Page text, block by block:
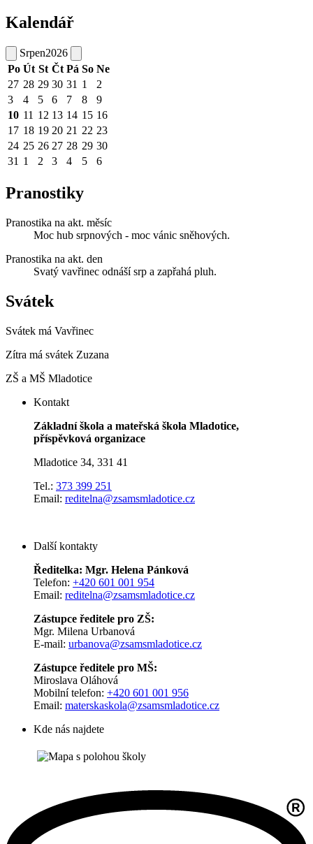
Kalendář
Srpen2026
Po Út St Čt Pá So Ne
27 28 29 30 31 1
2
3
4 5 6 7 8
9
10 11 12 13 14 15 16
17 18 19 20 21 22 23
24 25 26 27 28 29 30
31 1 2 3 4 5 6
Pranostiky
Pranostika na akt. měsíc
Moc hub srpnových - moc vánic sněhových.
Pranostika na akt. den
Svatý vavřinec odnáší srp a zapřahá pluh.
Svátek
Svátek má Vavřinec
Zítra má svátek Zuzana
ZŠ a MŠ Mladotice
Kontakt
Základní škola a mateřská škola Mladotice,
příspěvková organizace
Mladotice 34, 331 41
Tel.: 373 399 251
Email: reditelna@zsamsmladotice.cz
Další kontakty
Ředitelka: Mgr. Helena Pánková
Telefon: +420 601 001 954
Email: reditelna@zsamsmladotice.cz
Zástupce ředitele pro ZŠ:
Mgr. Milena Urbanová
E-mail: urbanova@zsamsmladotice.cz
Zástupce ředitele pro MŠ:
Miroslava Oláhová
Mobilní telefon: +420 601 001 956
Email: materskaskola@zsamsmladotice.cz
Kde nás najdete